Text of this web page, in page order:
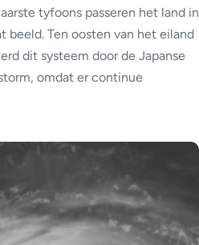
tyfoons passeren het land in
beeld. Ten oosten van het eiland
dit systeem door de Japanse
omdat er continue